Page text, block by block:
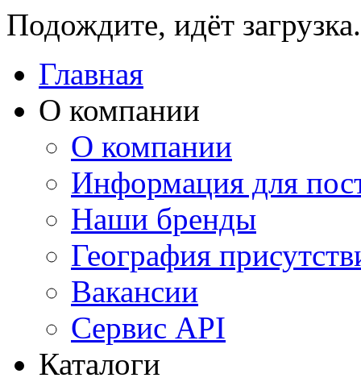
Подождите, идёт
Главная
О компании
О компании
Информация для
Наши бренды
География
Вакансии
Сервис API
Каталоги